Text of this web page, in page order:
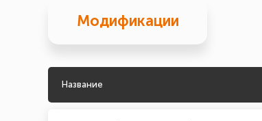
Модификации
Название